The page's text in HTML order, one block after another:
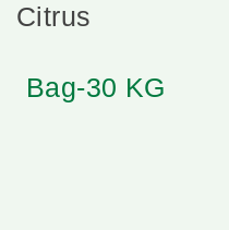
Citrus
Bag-30 KG